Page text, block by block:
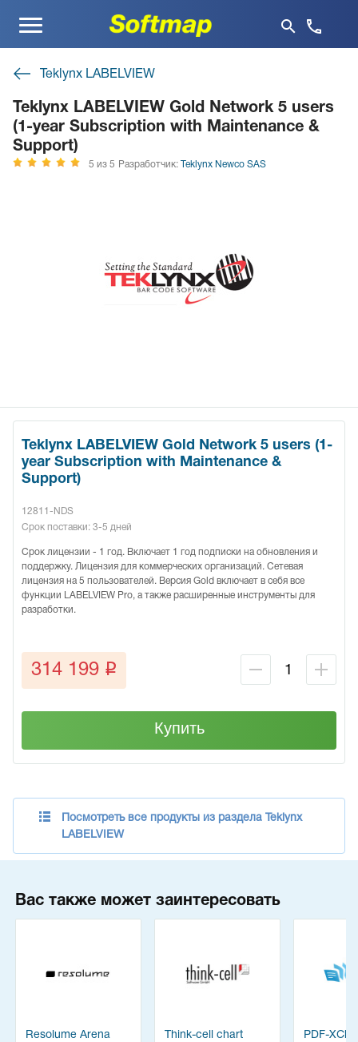
Меню
Teklynx LABELVIEW
Teklynx LABELVIEW Gold Network 5 users
(1-year Subscription with Maintenance &
Support)
5 из 5 Разработчик: Teklynx Newco SAS
Teklynx LABELVIEW Gold Network 5 users (1-
year Subscription with Maintenance &
Support)
12811-NDS
Срок поставки: 3-5 дней
Срок лицензии - 1 год. Включает 1 год подписки на обновления и
поддержку. Лицензия для коммерческих организаций. Сетевая
лицензия на 5 пользователей. Версия Gold включает в себя все
функции LABELVIEW Pro, а также расширенные инструменты для
разработки.
314 199 q
Купить
Посмотреть все продукты из раздела Teklynx
LABELVIEW
Вас также может заинтересовать
Resolume Arena Think-cell chart PDF-